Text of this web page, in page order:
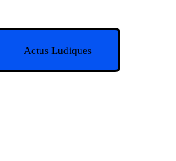
Actus Ludiques